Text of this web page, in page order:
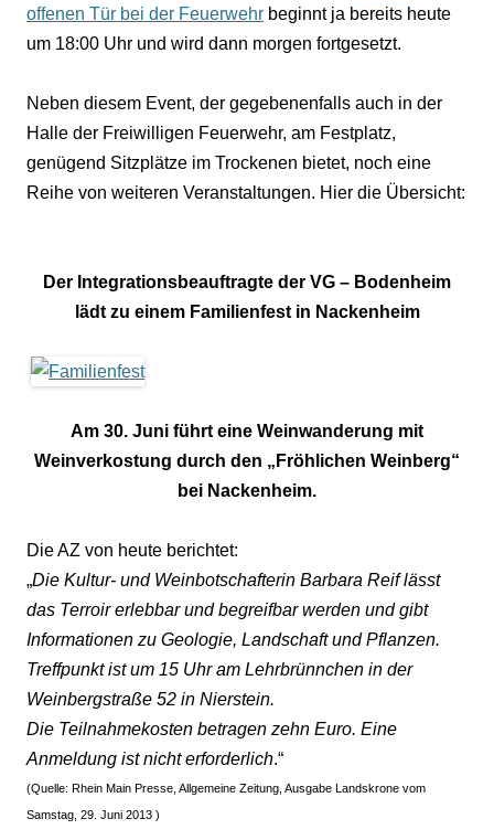
offenen Tür bei der Feuerwehr beginnt ja bereits heute
um 18:00 Uhr und wird dann morgen fortgesetzt.
Neben diesem Event, der gegebenenfalls auch in der
Halle der Freiwilligen Feuerwehr, am Festplatz,
genügend Sitzplätze im Trockenen bietet, noch eine
Reihe von weiteren Veranstaltungen. Hier die Übersicht:
Der Integrationsbeauftragte der VG – Bodenheim
lädt zu einem Familienfest in Nackenheim
Am 30. Juni führt eine Weinwanderung mit
Weinverkostung durch den „Fröhlichen Weinberg“
bei Nackenheim.
Die AZ von heute berichtet:
„Die Kultur- und Weinbotschafterin Barbara Reif lässt
das Terroir erlebbar und begreifbar werden und gibt
Informationen zu Geologie, Landschaft und Pflanzen.
Treffpunkt ist um 15 Uhr am Lehrbrünnchen in der
Weinbergstraße 52 in Nierstein.
Die Teilnahmekosten betragen zehn Euro. Eine
Anmeldung ist nicht erforderlich.“
(Quelle: Rhein Main Presse, Allgemeine Zeitung, Ausgabe Landskrone vom
Samstag, 29. Juni 2013 )